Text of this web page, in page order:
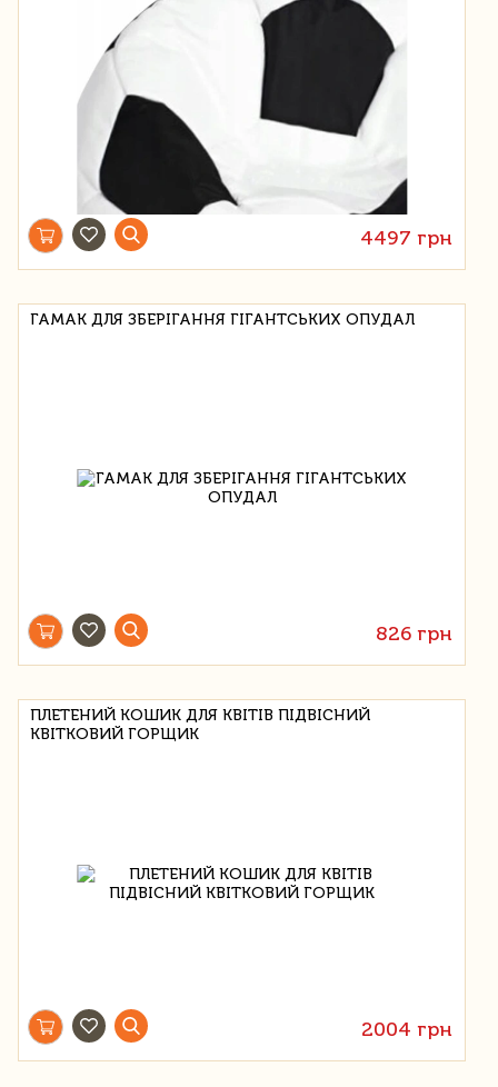
4497 грн
ГАМАК ДЛЯ ЗБЕРІГАННЯ ГІГАНТСЬКИХ ОПУДАЛ
826 грн
ПЛЕТЕНИЙ КОШИК ДЛЯ КВІТІВ ПІДВІСНИЙ
КВІТКОВИЙ ГОРЩИК
2004 грн